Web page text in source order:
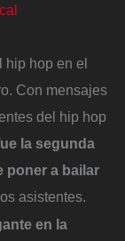
hip hop en el
Con mensajes
del hip hop
la segunda
poner a bailar
asistentes.
en la